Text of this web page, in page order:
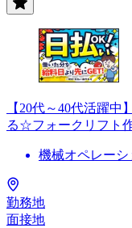
【20代～40代活躍
る☆フォークリフト
機械オペレーシ
勤務地
面接地